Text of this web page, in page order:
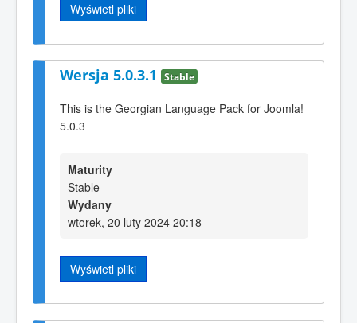
Wyświetl pliki
Wersja 5.0.3.1 Stable
This is the Georgian Language Pack for Joomla!
5.0.3
Maturity
Stable
Wydany
wtorek, 20 luty 2024 20:18
Wyświetl pliki